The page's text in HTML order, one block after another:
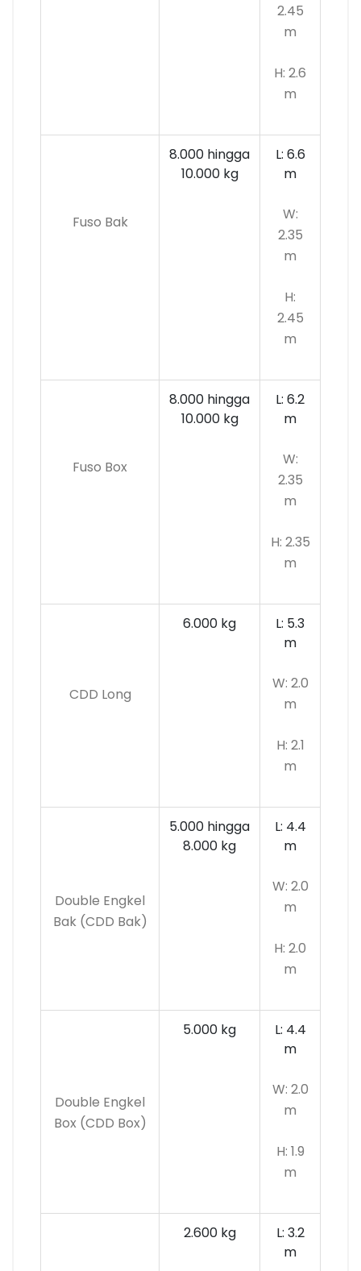
2.45
m
H: 2.6
m
Fuso Bak
8.000 hingga
10.000kg
L: 6.6
m
W:
2.35
m
H:
2.45
m
Fuso Box
8.000 hingga
10.000 kg
L: 6.2
m
W:
2.35
m
H: 2.35
m
CDD Long
6.000 kg
L: 5.3
m
W: 2.0
m
H: 2.1
m
Double Engkel
Bak (CDD Bak)
5.000 hingga
8.000 kg
L: 4.4
m
W: 2.0
m
H: 2.0
m
Double Engkel
Box (CDD Box)
5.000 kg
L: 4.4
m
W: 2.0
m
H: 1.9
m
2.600 kg
L: 3.2
m